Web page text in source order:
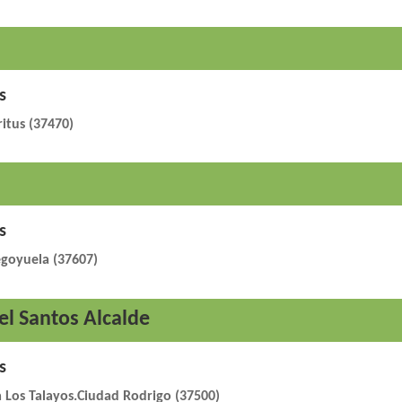
(37470)
(37607)
Santos Alcalde
Talayos.Ciudad Rodrigo (37500)